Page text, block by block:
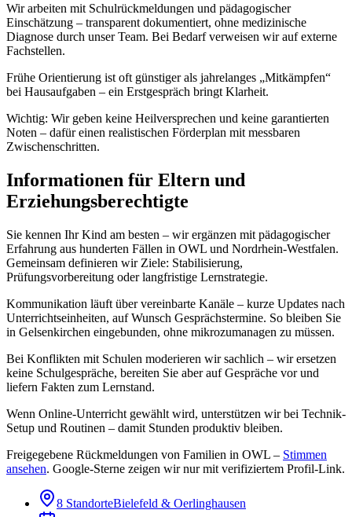
Wir arbeiten mit Schulrückmeldungen und pädagogischer
Einschätzung – transparent dokumentiert, ohne medizinische
Diagnose durch unser Team. Bei Bedarf verweisen wir auf externe
Fachstellen.
Frühe Orientierung ist oft günstiger als jahrelanges „Mitkämpfen“
bei Hausaufgaben – ein Erstgespräch bringt Klarheit.
Wichtig: Wir geben keine Heilversprechen und keine garantierten
Noten – dafür einen realistischen Förderplan mit messbaren
Zwischenschritten.
Informationen für Eltern und
Erziehungsberechtigte
Sie kennen Ihr Kind am besten – wir ergänzen mit pädagogischer
Erfahrung aus hunderten Fällen in OWL und Nordrhein-Westfalen.
Gemeinsam definieren wir Ziele: Stabilisierung,
Prüfungsvorbereitung oder langfristige Lernstrategie.
Kommunikation läuft über vereinbarte Kanäle – kurze Updates nach
Unterrichtseinheiten, auf Wunsch Gesprächstermine. So bleiben Sie
in Gelsenkirchen eingebunden, ohne mikrozumanagen zu müssen.
Bei Konflikten mit Schulen moderieren wir sachlich – wir ersetzen
keine Schulgespräche, bereiten Sie aber auf Gespräche vor und
liefern Fakten zum Lernstand.
Wenn Online-Unterricht gewählt wird, unterstützen wir bei Technik-
Setup und Routinen – damit Stunden produktiv bleiben.
Freigegebene Rückmeldungen von Familien in OWL – Stimmen
ansehen. Google-Sterne zeigen wir nur mit verifiziertem Profil-Link.
8 StandorteBielefeld & Oerlinghausen